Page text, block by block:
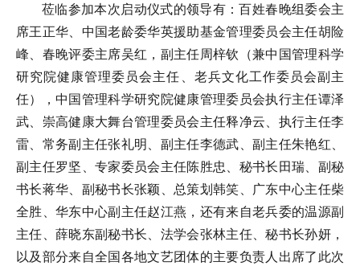
莅临参加本次启动仪式的领导有：百姓春晚组委会主
席王正华、中国老龄委华英援助基金管理委员会主任胡险
峰、春晚评委主席吴红，副主任周梓钦（兼中国管理科学
研究院健康管理委员会主任、老兵文化工作委员会副主
任），中国管理科学研究院健康管理委员会执行主任谭泽
武、崇高健康大舞台管理委员会主任释净云、执行主任李
雷、常务副主任张礼明、副主任李德武、副主任朱艳红、
副主任罗坚、专家委员会主任陈胜忠、秘书长田瑞、副秘
书长蒋华、副秘书长张颖、总策划韩笑、广东中心主任柴
全胜、华东中心副主任赵江燕，还有来自老兵委的温源副
主任、薛晓东副秘书长、法学会张林主任、秘书长孙妍，
以及部分来自全国各地文艺团体的主要负责人出席了此次